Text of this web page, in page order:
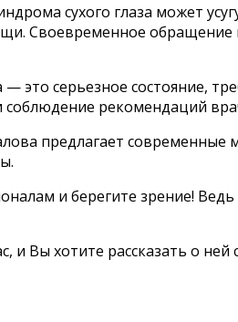
сухого глаза может
Своевременное обращение
— это серьезное состояние,
рекомендаций
предлагает современные
и берегите зрение!
и Вы хотите рассказать о